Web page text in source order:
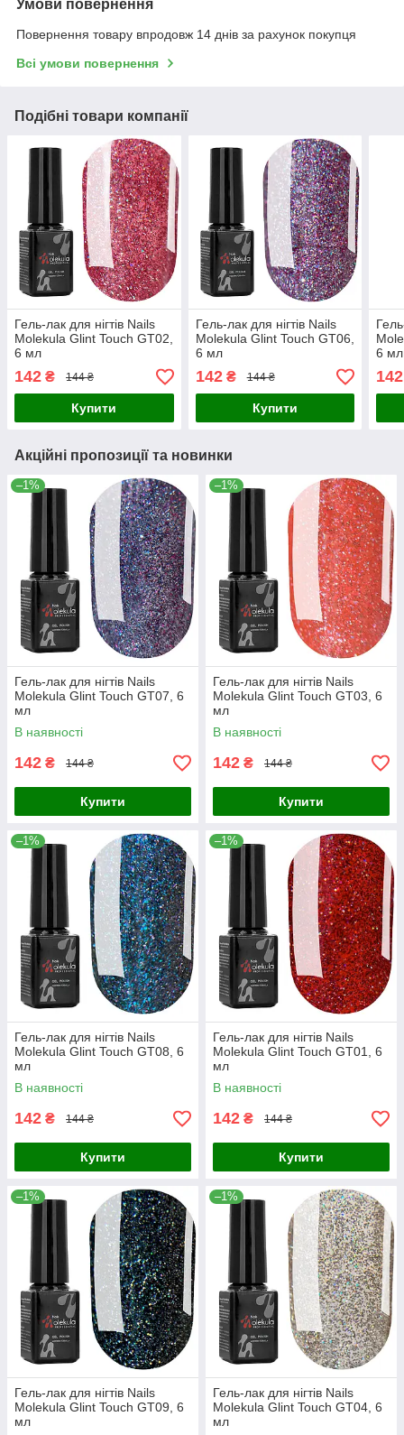
Умови повернення
Повернення товару впродовж 14 днів за рахунок покупця
Всі умови повернення
Подібні товари компанії
Гель-лак для нігтів Nails
Molekula Glint Touch GT02,
6 мл
142 ₴ 144 ₴
Купити
Гель-лак для нігтів Nails
Molekula Glint Touch GT06,
6 мл
142₴ 144 ₴
Купити
6 мл
142
Акційні пропозиції та новинки
–1%
Гель-лак для нігтів Nails
Molekula Glint Touch GT07, 6
мл
В наявності
142 ₴ 144 ₴
Купити
–1%
Гель-лак для нігтів Nails
Molekula Glint Touch GT03, 6
мл
В наявності
142 ₴ 144 ₴
Купити
–1%
Гель-лак для нігтів Nails
Molekula Glint Touch GT08, 6
мл
В наявності
142 ₴ 144 ₴
Купити
–1%
Гель-лак для нігтів Nails
Molekula Glint Touch GT01, 6
мл
В наявності
142 ₴ 144 ₴
Купити
–1%
Гель-лак для нігтів Nails
Molekula Glint Touch GT09, 6
мл
–1%
Гель-лак для нігтів Nails
Molekula Glint Touch GT04, 6
мл